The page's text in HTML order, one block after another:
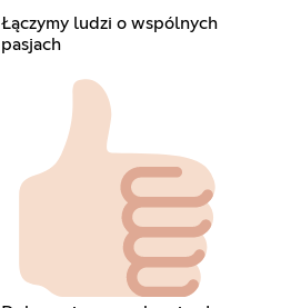
Łączymy ludzi o wspólnych
pasjach